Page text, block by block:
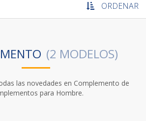
ORDENAR
las novedades en Complemento de
para Hombre.